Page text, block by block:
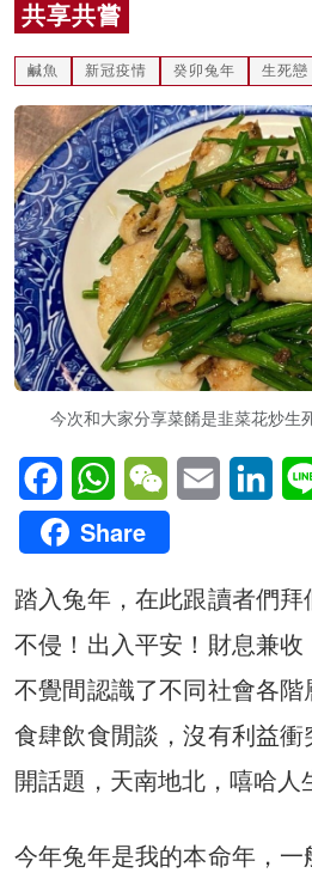
灼見活動
關於我們
共享共嘗
鹹魚 新冠疫情 癸卯兔年 生死戀
今次和大家分享菜餚是韭菜花炒生
FacebookWhatsAppWeChatEmail
Share
踏入兔年，在此跟讀者們
不侵！出入平安！財息兼
不覺間認識了不同社會各
食肆飲食閒談，沒有利益
開話題，天南地北，嘻哈人
今年兔年是我的本命年，